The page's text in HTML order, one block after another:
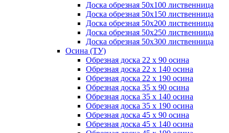
Доска обрезная 50х100 лиственница
Доска обрезная 50х150 лиственница
Доска обрезная 50х200 лиственница
Доска обрезная 50х250 лиственница
Доска обрезная 50х300 лиственница
Осина (ТУ)
Обрезная доска 22 х 90 осина
Обрезная доска 22 х 140 осина
Обрезная доска 22 х 190 осина
Обрезная доска 35 х 90 осина
Обрезная доска 35 х 140 осина
Обрезная доска 35 х 190 осина
Обрезная доска 45 х 90 осина
Обрезная доска 45 х 140 осина